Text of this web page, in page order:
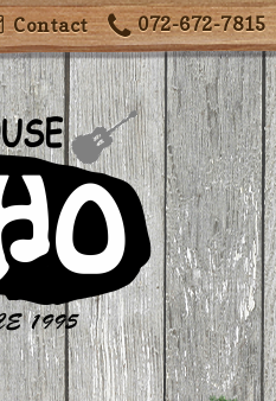
072-672-7815
Contact